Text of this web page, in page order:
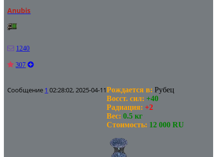
Anubis
1240
307
Сообщение 1 02:28:02, 2025-04-11Рождается в: Рубец
Восст. сил: +40
Радиация: +2
Вес: 0.5 кг
Стоимость: 12 000 RU